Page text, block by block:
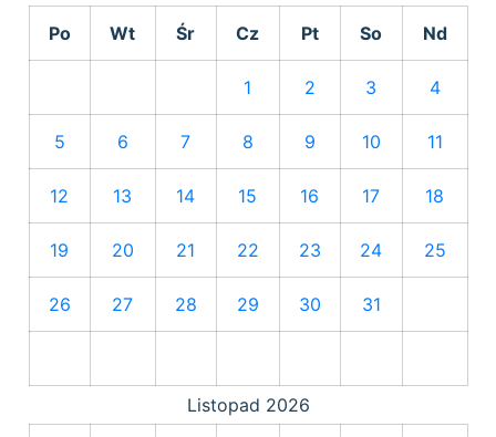
Po Wt Śr Cz Pt So Nd
1 2 3 4
5 6 7 8 9 10 11
12 13 14 15 16 17 18
19 20 21 22 23 24 25
26 27 28 29 30 31
Listopad 2026